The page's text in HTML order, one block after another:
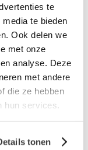
te
te bieden
Ook delen we
met onze
analyse. Deze
met andere
die ze hebben
services.
tonen